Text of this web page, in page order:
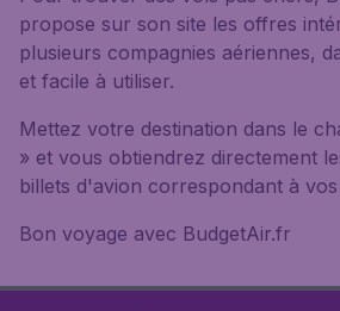
propose sur son site les offres
plusieurs compagnies aériennes,
et facile à utiliser.
Mettez votre destination dans le
» et vous obtiendrez directement
billets d'avion correspondant à vos
Bon voyage avec BudgetAir.fr